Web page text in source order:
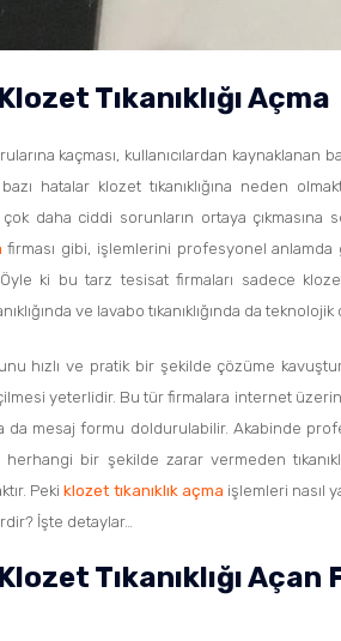
Tıkanıklığı Açma
kaçması, kullanıcılardan kaynaklanan
hatalar klozet tıkanıklığına neden
çok daha ciddi sorunların ortaya
firması gibi, işlemlerini profesyonel
ki bu tarz tesisat firmaları sadece
ve lavabo tıkanıklığında da
hızlı ve pratik bir şekilde çözüme
yeterlidir. Bu tür firmalara internet
da mesaj formu doldurulabilir. Akabinde
herhangi bir şekilde zarar vermeden
Pekiklozet tıkanıklık açma işlemleri nasıl
İşte detaylar…
Tıkanıklığı Açan